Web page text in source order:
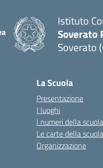
Istituto
Soverato
Soverato
La Scuola
Presentazione
I luoghi
I numeri della scuola
Le carte della scuola
Organizzazione